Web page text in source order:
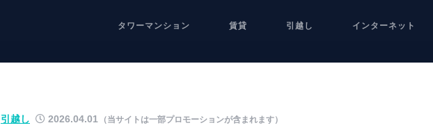
タワーマンション 賃貸 引越し インターネット
（当サイトは一部プロモーションが含まれます）
引越し 2026.04.01